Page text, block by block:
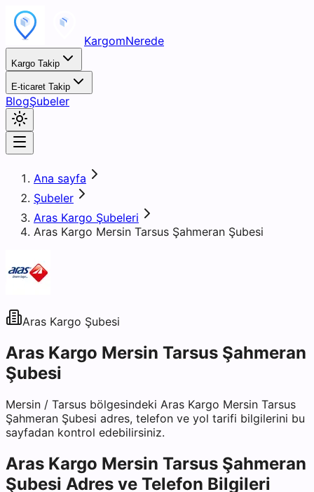
KargomNerede
Kargo Takip
E-ticaret Takip
BlogŞubeler
Ana sayfa
Şubeler
Aras Kargo Şubeleri
Aras Kargo Mersin Tarsus Şahmeran Şubesi
Aras Kargo Şubesi
Aras Kargo Mersin Tarsus Şahmeran
Şubesi
Mersin / Tarsus bölgesindeki Aras Kargo Mersin Tarsus
Şahmeran Şubesi adres, telefon ve yol tarifi bilgilerini bu
sayfadan kontrol edebilirsiniz.
Aras Kargo Mersin Tarsus Şahmeran
Şubesi Adres ve Telefon Bilgileri